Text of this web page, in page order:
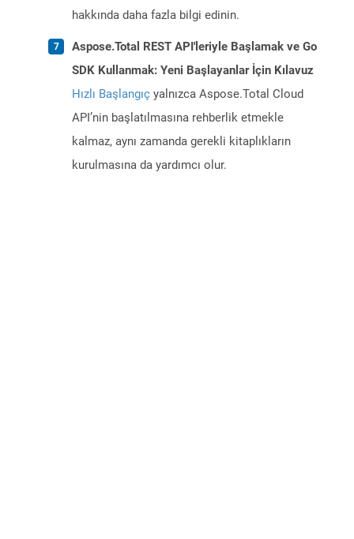
hakkında daha fazla bilgi edinin.
Aspose.Total REST API'leriyle Başlamak ve Go
SDK Kullanmak: Yeni Başlayanlar İçin Kılavuz
Hızlı Başlangıç yalnızca Aspose.Total Cloud
API’nin başlatılmasına rehberlik etmekle
kalmaz, aynı zamanda gerekli kitaplıkların
kurulmasına da yardımcı olur.